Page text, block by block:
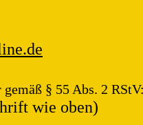
§ 55 Abs. 2
wie oben)